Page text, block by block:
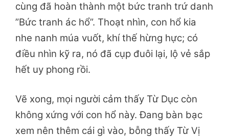
cùng đã hoàn thành một bức tranh trứ danh
”Bức tranh ác hổ”. Thoạt nhìn, con hổ kia
nhe nanh múa vuốt, khí thế hừng hực; có
điều nhìn kỹ ra, nó đã cụp đuôi lại, lộ vẻ sắp
hết uy phong rồi.
Vẽ xong, mọi người cảm thấy Từ Dục còn
không xứng với con hổ này. Đang bàn bạc
xem nên thêm cái gì vào, bỗng thấy Từ Vị